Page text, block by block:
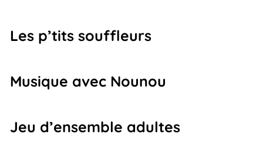
Les p’tits souffleurs
Musique avec Nounou
Jeu d’ensemble adultes